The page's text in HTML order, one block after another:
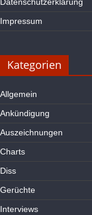
Impressum
Kategorien
Allgemein
Ankündigung
Auszeichnungen
Charts
Diss
Gerüchte
Interviews